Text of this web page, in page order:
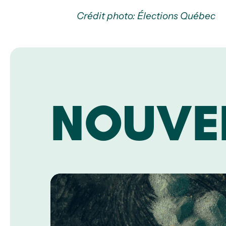
Crédit photo: Élections Québec